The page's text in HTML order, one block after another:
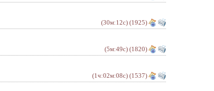
(30м:12с) (1925)
(5м:49с) (1820)
(1ч:02м:08с) (1537)